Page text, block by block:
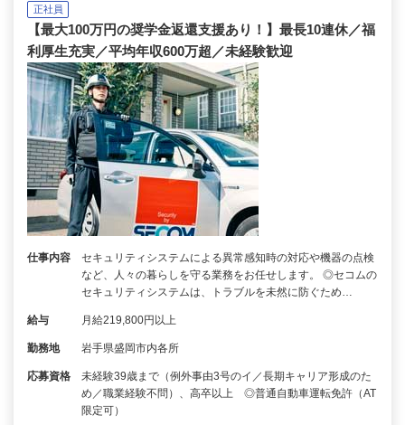
正社員
【最大100万円の奨学金返還支援あり！】最長10連休／福
利厚生充実／平均年収600万超／未経験歓迎
仕事内容
セキュリティシステムによる異常感知時の対応や機器の点検
など、人々の暮らしを守る業務をお任せします。 ◎セコムの
セキュリティシステムは、トラブルを未然に防ぐため…
給与 月給219,800円以上
勤務地 岩手県盛岡市内各所
応募資格
未経験39歳まで（例外事由3号のイ／長期キャリア形成のた
め／職業経験不問）、高卒以上 ◎普通自動車運転免許（AT
限定可）